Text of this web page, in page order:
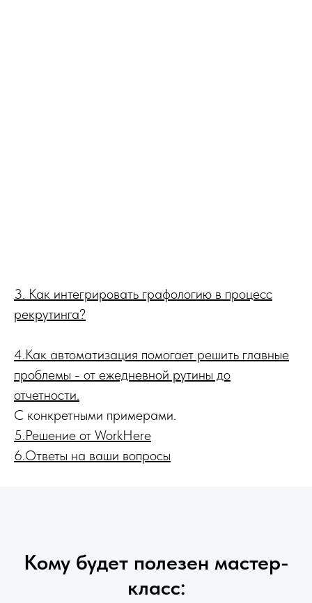
3. Как интегрировать графологию в процесс
рекрутинга?
4.Как автоматизация помогает решить главные
проблемы - от ежедневной рутины до
отчетности.
С конкретными примерами.
5.Решение от WorkHere
6.Ответы на ваши вопросы
Кому будет полезен мастер-
класс: